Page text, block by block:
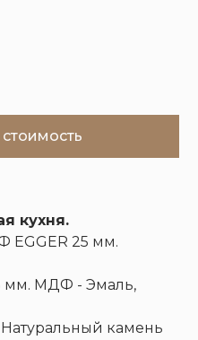
стоимость
кухня.
25 мм.
мм. МДФ - Эмаль,
Натуральный камень